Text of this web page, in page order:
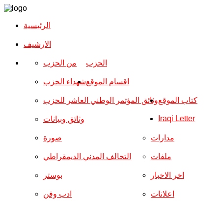
الرئيسية
الارشیف
الحزب من الحزب
شهداء الحزب
وثائق المؤتمر الوطني العاشر للحزب
وثائق وبيانات
اقسام الموقع
صورة
التحالف المدني الديمقراطي
بوستر
ادب وفن
مدارات
ملفات
اخر الاخبار
اعلانات
كتاب الموقع
Iraqi Letter